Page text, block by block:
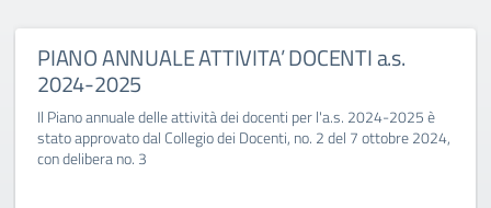
PIANO ANNUALE ATTIVITA’ DOCENTI a.s.
2024-2025
Il Piano annuale delle attività dei docenti per l'a.s. 2024-2025 è
stato approvato dal Collegio dei Docenti, no. 2 del 7 ottobre 2024,
con delibera no. 3